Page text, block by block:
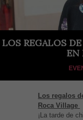
LOS REGALOS
EN
Los regalos
Roca Village
¡La tarde de